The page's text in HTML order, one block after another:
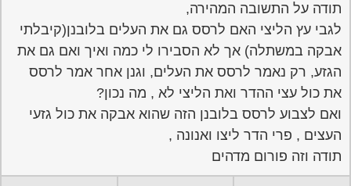
תודה על התשובה המהירה,
לגבי עץ הליצי האם לרסס גם את העלים בלובנן(קיבלתי
אבקה במשתלה) אך לא הסבירו לי כמה ואיך ואם גם את
הגזע, רק נאמר לרסס את העלים, וגנן אחר אמר לרסס
את כול עצי ההדר ואת הליצי לא , מה נכון?
ואם לצבוע לרסס בלובנן הזה שהוא אבקה את כול גזעי
העצים , פרי הדר ליצו ואנונה ,
תודה וזה פורום מדהים